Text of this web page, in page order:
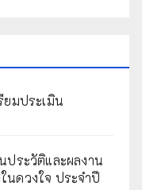
ยมประเมิน
ประวัติและผลงาน
นดวงใจ ประจำปี